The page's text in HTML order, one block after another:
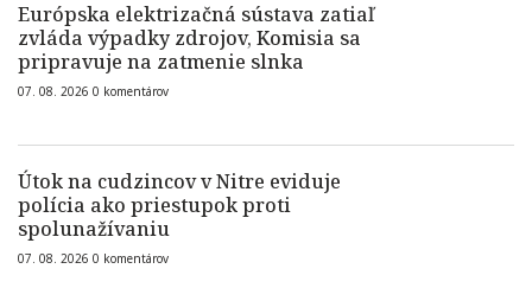
Európska elektrizačná sústava zatiaľ
zvláda výpadky zdrojov, Komisia sa
pripravuje na zatmenie slnka
07. 08. 2026 0 komentárov
Útok na cudzincov v Nitre eviduje
polícia ako priestupok proti
spolunažívaniu
07. 08. 2026 0 komentárov